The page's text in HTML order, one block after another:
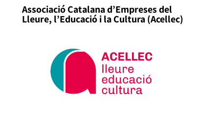
Associació Catalana d’Empreses del
Lleure, l’Educació i la Cultura (Acellec)